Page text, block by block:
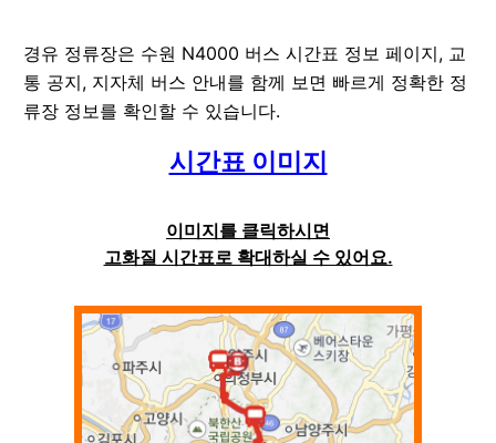
경유 정류장은 수원 N4000 버스 시간표 정보 페이지, 교
통 공지, 지자체 버스 안내를 함께 보면 빠르게 정확한 정
류장 정보를 확인할 수 있습니다.
시간표 이미지
이미지를 클릭하시면
고화질 시간표로 확대하실 수 있어요.